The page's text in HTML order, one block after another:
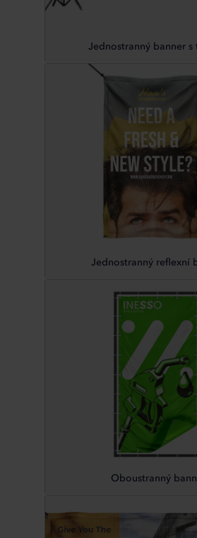
Jednostranný banner s
Jednostranný reflexní
Oboustranný